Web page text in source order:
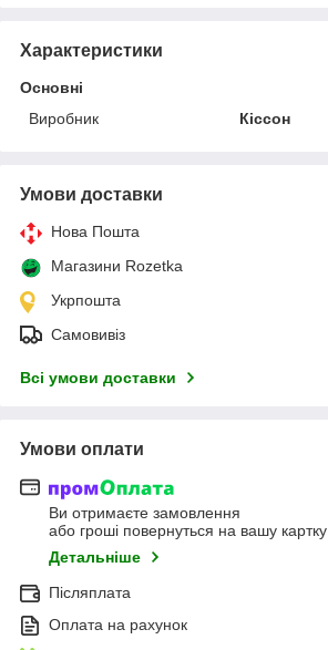
Характеристики
Основні
Виробник
Кіссон
Умови доставки
Нова Пошта
Магазини Rozetka
Укрпошта
Самовивіз
Всі умови доставки
Умови оплати
Ви отримаєте замовлення
або гроші повернуться на вашу картку
Детальніше
Післяплата
Оплата на рахунок